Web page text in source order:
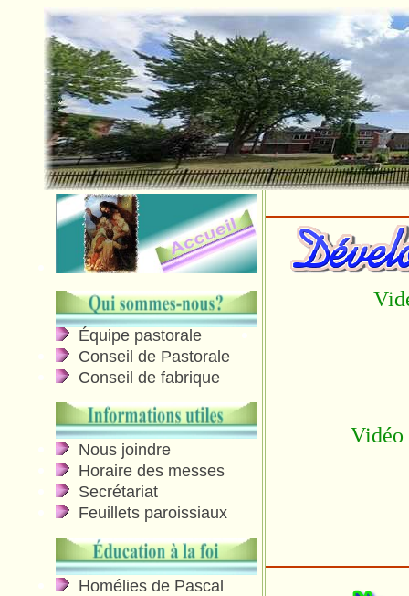
Équipe pastorale
Conseil de Pastorale
Conseil de fabrique
Nous joindre
Horaire des messes
Secrétariat
Feuillets paroissiaux
Homélies de Pascal
Vidéo